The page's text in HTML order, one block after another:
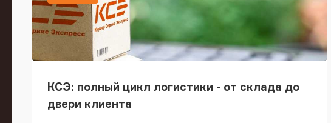
КСЭ: полный цикл логистики - от склада до
двери клиента